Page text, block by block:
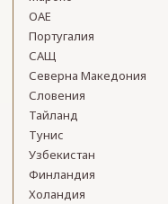
ОАЕ
Португалия
САЩ
Северна Македония
Словения
Тайланд
Тунис
Узбекистан
Финландия
Холандия